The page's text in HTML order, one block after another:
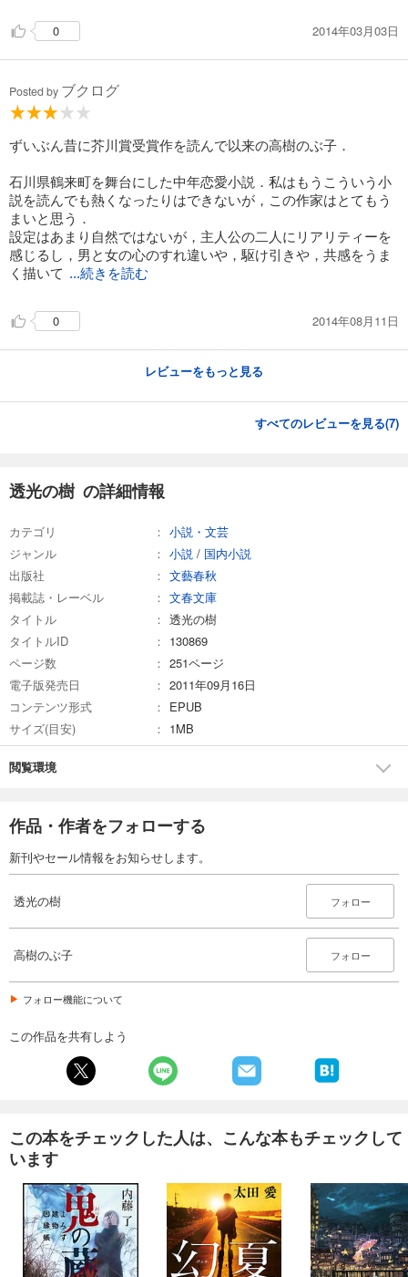
0 2014年03月03日
Posted by ブクログ
ずいぶん昔に芥川賞受賞作を読んで以来の高樹のぶ子．
石川県鶴来町を舞台にした中年恋愛小説．私はもうこういう小
説を読んでも熱くなったりはできないが，この作家はとてもう
まいと思う．
設定はあまり自然ではないが，主人公の二人にリアリティーを
感じるし，男と女の心のすれ違いや，駆け引きや，共感をうま
く描いて ...続きを読む
0 2014年08月11日
レビューをもっと見る
すべてのレビューを見る(7)
透光の樹 の詳細情報
カテゴリ
小説・文芸
ジャンル
小説 / 国内小説
出版社
文藝春秋
掲載誌・レーベル
文春文庫
タイトル
透光の樹
タイトルID
130869
ページ数
251ページ
電子版発売日
2011年09月16日
コンテンツ形式
EPUB
サイズ(目安)
1MB
閲覧環境
作品・作者をフォローする
新刊やセール情報をお知らせします。
透光の樹 フォロー
高樹のぶ子 フォロー
フォロー機能について
この作品を共有しよう
この本をチェックした人は、こんな本もチェックして
います